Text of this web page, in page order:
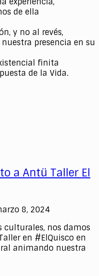
de ella
y no al revés,
presencia en su
finita
de la Vida.
a Antü Taller El
8, 2024
culturales, nos damos
en #ElQuisco en
animando nuestra